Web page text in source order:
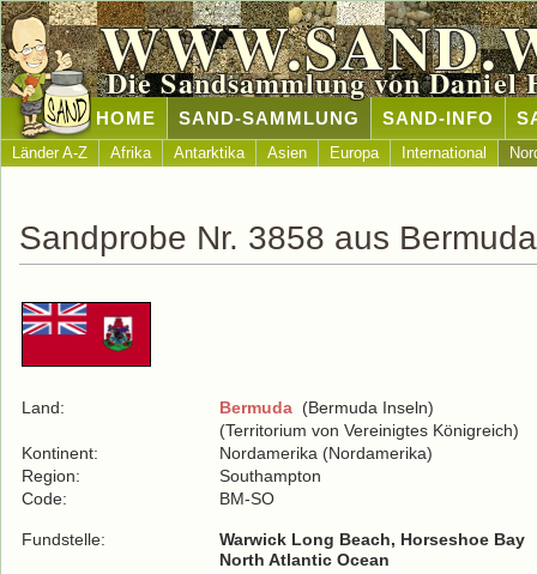
Die Sandsammlung von Daniel
HOME SAND-SAMMLUNG SAND-INFO
Länder A-Z Afrika Antarktika Asien Europa International
Sandprobe Nr. 3858 aus Bermuda
Land: Bermuda (Bermuda Inseln)
(Territorium von Vereinigtes Königreich)
Kontinent:
Nordamerika (Nordamerika)
Region:
Southampton
Code:
BM-SO
Fundstelle:
Warwick Long Beach, Horseshoe Bay
North Atlantic Ocean